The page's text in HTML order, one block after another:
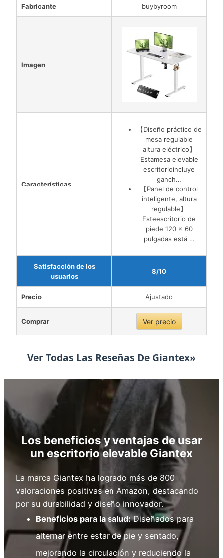
Fabricante buybyroom
Imagen
Características
【Diseño práctico de
mesa regulable
altura eléctrico】
Estamesa elevable
escritorioincluye
ganch…
【Panel de control
inteligente, altura
regulable】
Esteescritorio de
piede 120 x 60
pulgadas está …
Satisfacción de los
usuarios
8/10
Precio Ajustado
Comprar Ver precio
Ver Todas Las Reseñas De Giantex»
Los beneficios y ventajas de usar
un escritorio elevable Giantex
La marca Giantex ha logrado más de 800
valoraciones positivas en Amazon, destacando
por su durabilidad y diseño innovador.
Beneficios para la salud:Diseñados para
alternar entre estar de pie y sentado,
mejorando la circulación y reduciendo la